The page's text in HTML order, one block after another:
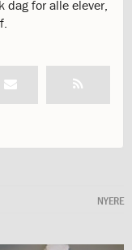
dag for alle elever,
NYERE